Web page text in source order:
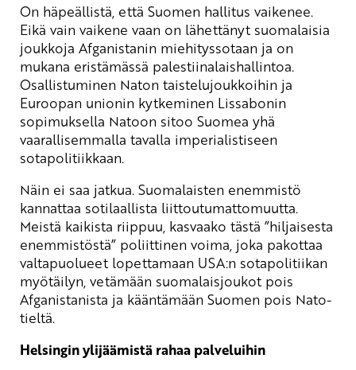
On häpeällistä, että Suomen hallitus vaikenee.
Eikä vain vaikene vaan on lähettänyt suomalaisia
joukkoja Afganistanin miehityssotaan ja on
mukana eristämässä palestiinalaishallintoa.
Osallistuminen Naton taistelujoukkoihin ja
Euroopan unionin kytkeminen Lissabonin
sopimuksella Natoon sitoo Suomea yhä
vaarallisemmalla tavalla imperialistiseen
sotapolitiikkaan.
Näin ei saa jatkua. Suomalaisten enemmistö
kannattaa sotilaallista liittoutumattomuutta.
Meistä kaikista riippuu, kasvaako tästä ”hiljaisesta
enemmistöstä” poliittinen voima, joka pakottaa
valtapuolueet lopettamaan USA:n sotapolitiikan
myötäilyn, vetämään suomalaisjoukot pois
Afganistanista ja kääntämään Suomen pois Nato-
tieltä.
Helsingin ylijäämistä rahaa palveluihin